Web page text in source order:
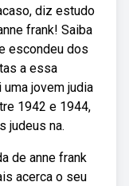
diz estudo
frank! Saiba
escondeu dos
a essa
jovem judia
1942 e 1944,
judeus na.
de anne frank
acerca o seu